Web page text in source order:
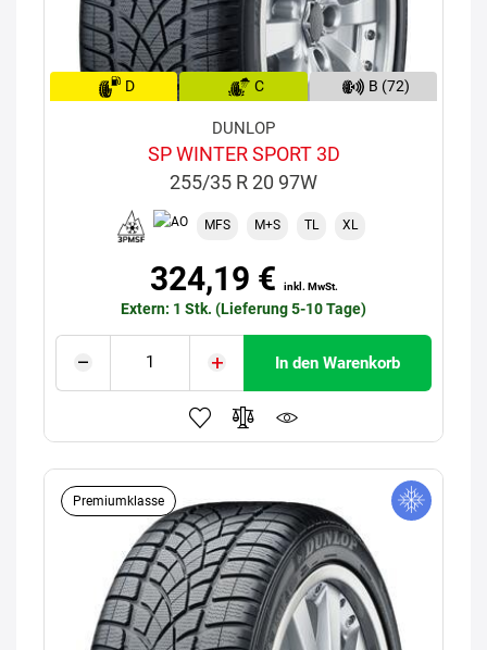
D C B (72)
DUNLOP
SP WINTER SPORT 3D
255/35 R 20 97W
MFS M+S TL XL
324,19 € inkl. MwSt.
Extern: 1 Stk. (Lieferung 5-10 Tage)
In den Warenkorb
Premiumklasse